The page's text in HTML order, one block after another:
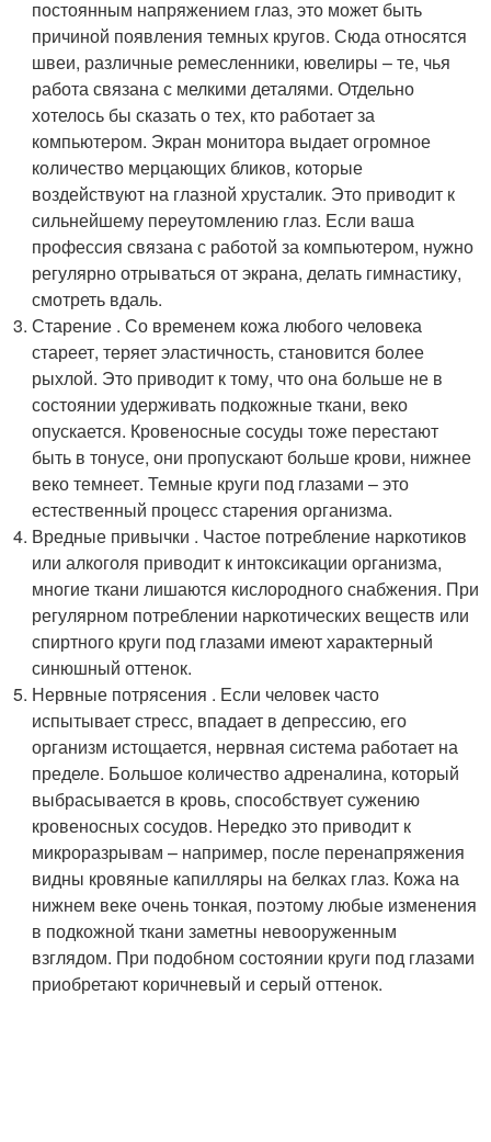
постоянным напряжением глаз, это может быть
причиной появления темных кругов. Сюда относятся
швеи, различные ремесленники, ювелиры – те, чья
работа связана с мелкими деталями. Отдельно
хотелось бы сказать о тех, кто работает за
компьютером. Экран монитора выдает огромное
количество мерцающих бликов, которые
воздействуют на глазной хрусталик. Это приводит к
сильнейшему переутомлению глаз. Если ваша
профессия связана с работой за компьютером, нужно
регулярно отрываться от экрана, делать гимнастику,
смотреть вдаль.
Старение . Со временем кожа любого человека
стареет, теряет эластичность, становится более
рыхлой. Это приводит к тому, что она больше не в
состоянии удерживать подкожные ткани, веко
опускается. Кровеносные сосуды тоже перестают
быть в тонусе, они пропускают больше крови, нижнее
веко темнеет. Темные круги под глазами – это
естественный процесс старения организма.
Вредные привычки . Частое потребление наркотиков
или алкоголя приводит к интоксикации организма,
многие ткани лишаются кислородного снабжения. При
регулярном потреблении наркотических веществ или
спиртного круги под глазами имеют характерный
синюшный оттенок.
Нервные потрясения . Если человек часто
испытывает стресс, впадает в депрессию, его
организм истощается, нервная система работает на
пределе. Большое количество адреналина, который
выбрасывается в кровь, способствует сужению
кровеносных сосудов. Нередко это приводит к
микроразрывам – например, после перенапряжения
видны кровяные капилляры на белках глаз. Кожа на
нижнем веке очень тонкая, поэтому любые изменения
в подкожной ткани заметны невооруженным
взглядом. При подобном состоянии круги под глазами
приобретают коричневый и серый оттенок.